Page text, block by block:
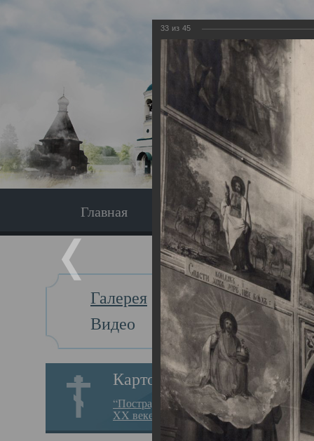
Главная Экскурсия
Галерея
Видео
Картотека
“Пострадавшие за веру в
XX веке на Севере”
Главная
33 из 45